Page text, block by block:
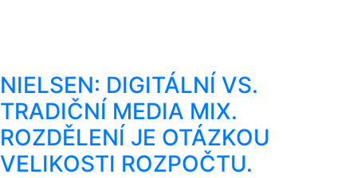
NIELSEN: DIGITÁLNÍ VS.
TRADIČNÍ MEDIA MIX.
ROZDĚLENÍ JE OTÁZKOU
VELIKOSTI ROZPOČTU.